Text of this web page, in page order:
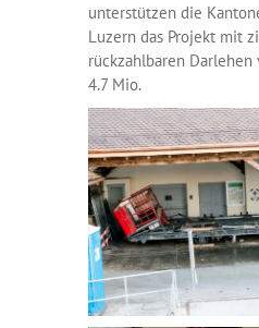
unterstützen die
Luzern das Projekt mit
rückzahlbaren Darlehen
4.7 Mio.